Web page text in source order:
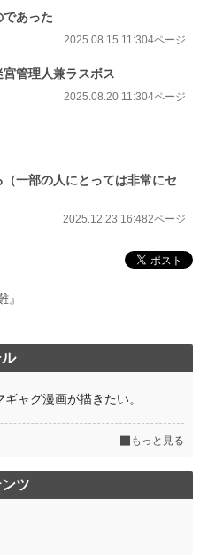
あった
2025.08.15 11:304ページ
管理人兼ラスボス
2025.08.20 11:304ページ
一部の人にとっては非常にセ
2025.12.23 16:482ページ
ャグ漫画が描きたい。
もっと見る
ツ